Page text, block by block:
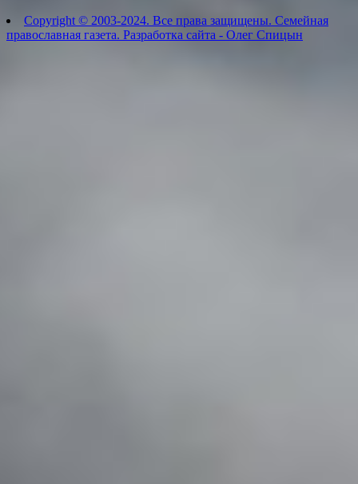
Copyright © 2003-2024. Все права защищены. Семейная
православная газета. Разработка сайта - Олег Спицын